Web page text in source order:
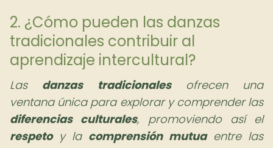
2. ¿Cómo pueden las danzas
tradicionales contribuir al
aprendizaje intercultural?
Las danzas tradicionalesofrecen una
ventana única para explorar y comprender las
diferencias culturales, promoviendo así el
respetoy la comprensión mutuaentre las